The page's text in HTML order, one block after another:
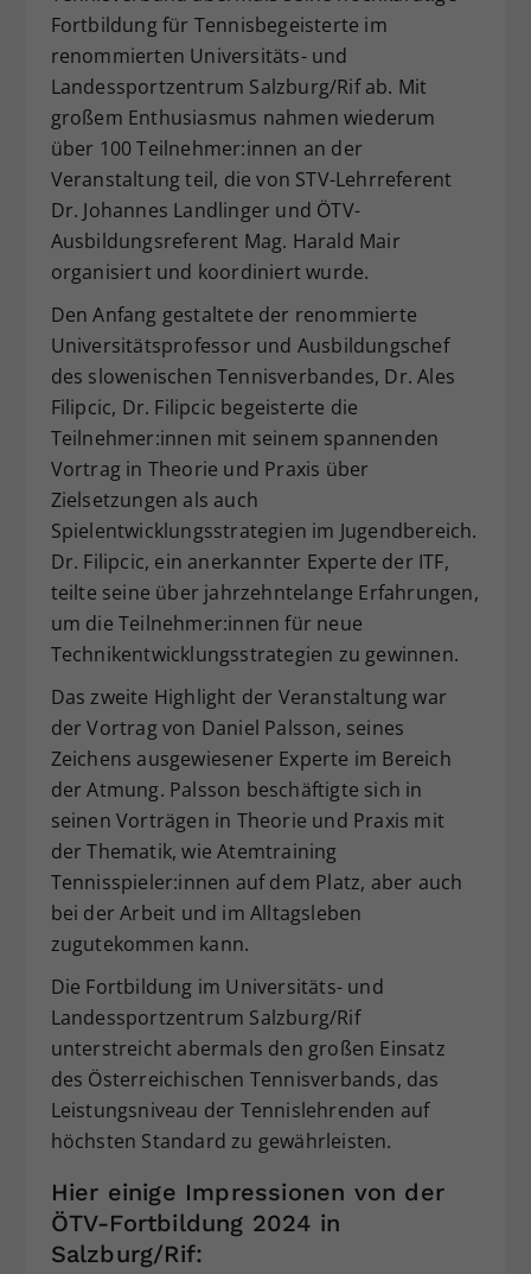
Fortbildung für Tennisbegeisterte im
renommierten Universitäts- und
Landessportzentrum Salzburg/Rif ab. Mit
großem Enthusiasmus nahmen wiederum
über 100 Teilnehmer:innen an der
Veranstaltung teil, die von STV-Lehrreferent
Dr. Johannes Landlinger und ÖTV-
Ausbildungsreferent Mag. Harald Mair
organisiert und koordiniert wurde.
Den Anfang gestaltete der renommierte
Universitätsprofessor und Ausbildungschef
des slowenischen Tennisverbandes, Dr. Ales
Filipcic, Dr. Filipcic begeisterte die
Teilnehmer:innen mit seinem spannenden
Vortrag in Theorie und Praxis über
Zielsetzungen als auch
Spielentwicklungsstrategien im Jugendbereich.
Dr. Filipcic, ein anerkannter Experte der ITF,
teilte seine über jahrzehntelange Erfahrungen,
um die Teilnehmer:innen für neue
Technikentwicklungsstrategien zu gewinnen.
Das zweite Highlight der Veranstaltung war
der Vortrag von Daniel Palsson, seines
Zeichens ausgewiesener Experte im Bereich
der Atmung. Palsson beschäftigte sich in
seinen Vorträgen in Theorie und Praxis mit
der Thematik, wie Atemtraining
Tennisspieler:innen auf dem Platz, aber auch
bei der Arbeit und im Alltagsleben
zugutekommen kann.
Die Fortbildung im Universitäts- und
Landessportzentrum Salzburg/Rif
unterstreicht abermals den großen Einsatz
des Österreichischen Tennisverbands, das
Leistungsniveau der Tennislehrenden auf
höchsten Standard zu gewährleisten.
Hier einige Impressionen von der
ÖTV-Fortbildung 2024 in
Salzburg/Rif:
Zweck
Dieser Wert speichert Ihre Consent-
Einstellungen. Unter anderem eine
zufällig generierte ID, für die
historische Speicherung Ihrer
Webseiten-Betreiber dies eingestellt
hat.